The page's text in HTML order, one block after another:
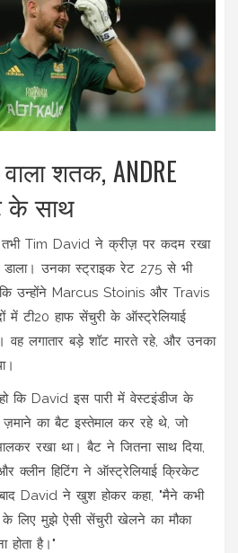
शतक, ANDRE
के साथ
तभी Tim David ने क्रीज़ पर कदम रखा
डाला। उनका स्ट्राइक रेट 275 से भी
उन्होंने Marcus Stoinis और Travis
में टी20 हाफ सेंचुरी के ऑस्ट्रेलियाई
वह लगातार बड़े शॉट मारते रहे, और उनका
कि David इस पारी में वेस्टइंडीज के
का बैट इस्तेमाल कर रहे थे, जो
रखा था। बैट ने जितना साथ दिया,
क्लीन हिटिंग ने ऑस्ट्रेलियाई क्रिकेट
David ने खुश होकर कहा, "मैने कभी
के लिए मुझे ऐसी सेंचुरी खेलने का मौका
होता है।"